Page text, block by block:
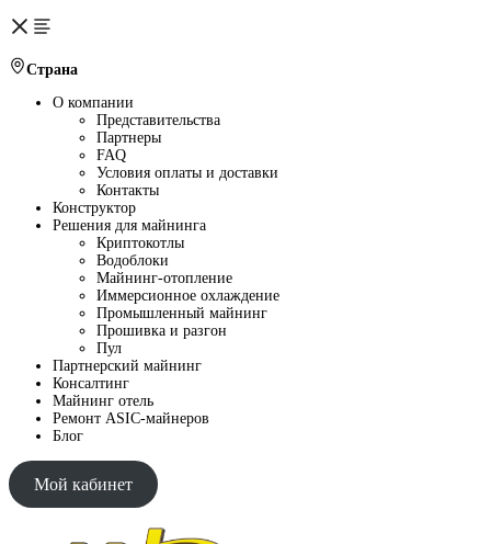
Страна
О компании
Представительства
Партнеры
FAQ
Условия оплаты и доставки
Контакты
Конструктор
Решения для майнинга
Криптокотлы
Водоблоки
Майнинг-отопление
Иммерсионное охлаждение
Промышленный майнинг
Прошивка и разгон
Пул
Партнерский майнинг
Консалтинг
Майнинг отель
Ремонт ASIC-майнеров
Блог
Мой кабинет